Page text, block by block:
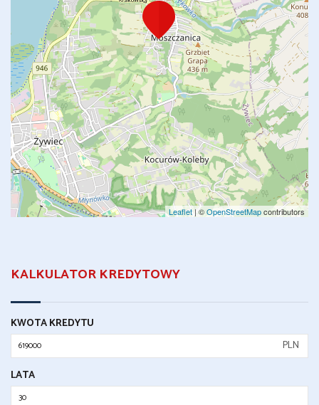
Leaflet| ©OpenStreetMapcontributors
KALKULATOR KREDYTOWY
KWOTA KREDYTU
PLN
LATA